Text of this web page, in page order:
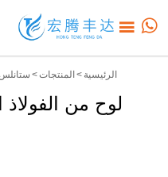
 
الرئيسية >المنتجات>
لوح من الفولاذ